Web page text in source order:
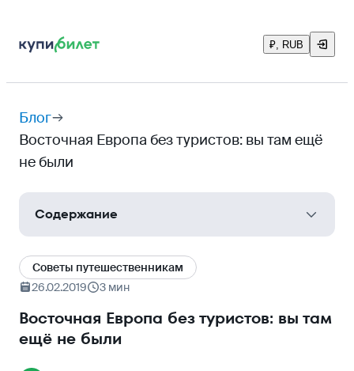
₽, RUB
Блог
Восточная Европа без туристов: вы там ещё
не были
Содержание
Которская бухта в Черногории
Чахтицкий замок в Словакии
Сигишоара в Румынии
Неум в Боснии и Герцеговине
Cоветы путешественникам
26.02.2019
3 мин
Восточная Европа без туристов: вы там
ещё не были